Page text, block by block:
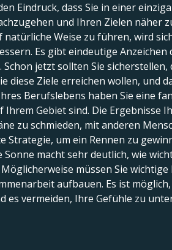
Eindruck, dass Sie in einer
und Ihren Zielen näher
Weise zu führen, wird
Es gibt eindeutige
jetzt sollten Sie
diese Ziele erreichen wollen, und
Berufslebens haben Sie eine
Gebiet sind. Die Ergebnisse
zu schmieden, mit anderen
um ein Rennen zu
macht sehr deutlich, wie
müssen Sie
aufbauen. Es ist
vermeiden, Ihre Gefühle zu